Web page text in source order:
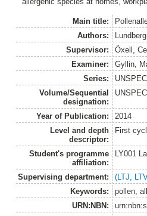
Main title:
Authors:
Supervisor:
Öxell,
Examiner:
Gyllin,
Series:
Volume/Sequential
designation:
Year of Publication:
2014
Level and depth
descriptor:
First
Student's programme
affiliation:
LY001
Supervising department:
(LTJ,
Keywords:
pollen,
URN:NBN: